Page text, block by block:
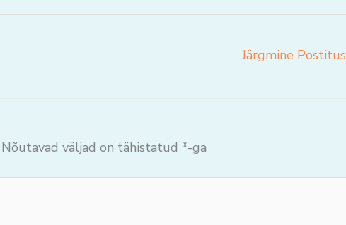
Järgmine Postitus
Nõutavad väljad on tähistatud *-ga